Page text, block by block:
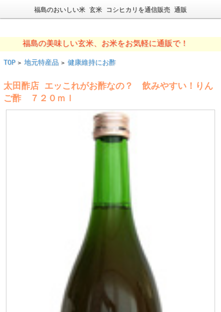
福島のおいしい米 玄米 コシヒカリを通信販売 通販
福島の美味しい玄米、お米をお気軽に通販で！
TOP > 地元特産品 > 健康維持にお酢
太田酢店 エッこれがお酢なの？ 飲みやすい！りん
ご酢 ７２０ｍｌ